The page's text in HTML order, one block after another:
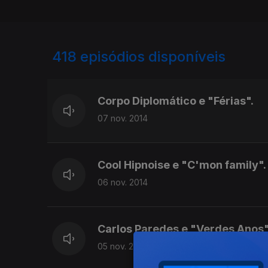
418 episódios disponíveis
Corpo Diplomático e "Férias".
07 nov. 2014
Cool Hipnoise e "C'mon family".
06 nov. 2014
Carlos Paredes e "Verdes
05 nov. 2014